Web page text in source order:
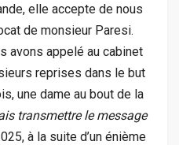
elle accepte de nous
de monsieur Paresi.
avons appelé au cabinet
reprises dans le but
une dame au bout de la
transmettre le message
à la suite d’un énième